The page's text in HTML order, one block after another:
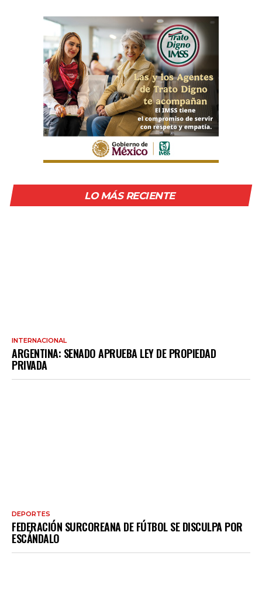
LO MÁS RECIENTE
INTERNACIONAL
ARGENTINA: SENADO APRUEBA LEY DE PROPIEDAD
PRIVADA
DEPORTES
FEDERACIÓN SURCOREANA DE FÚTBOL SE DISCULPA POR
ESCÁNDALO